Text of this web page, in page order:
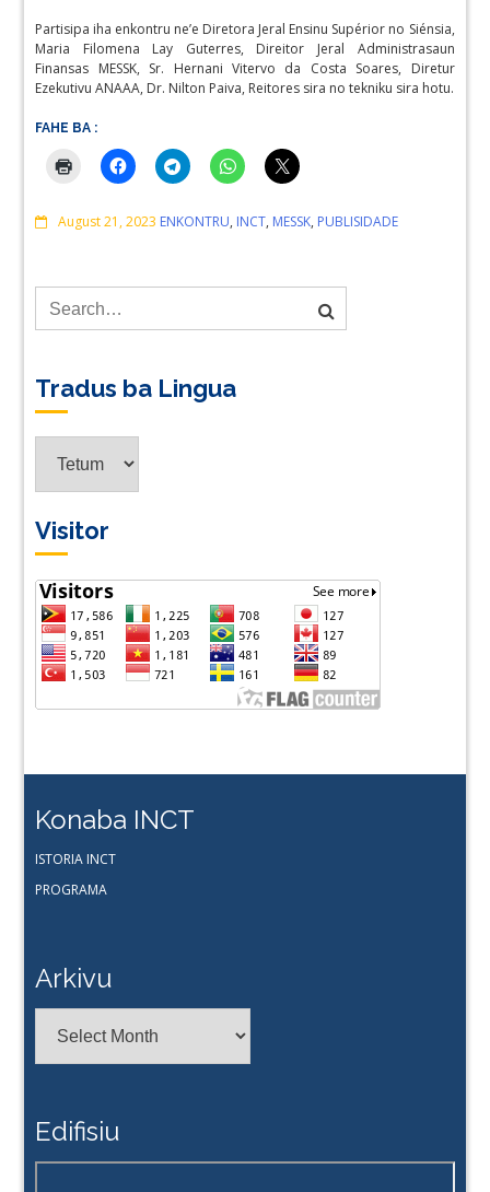
Partisipa iha enkontru ne’e Diretora Jeral Ensinu Supérior no Siénsia,
Maria Filomena Lay Guterres, Direitor Jeral Administrasaun
Finansas MESSK, Sr. Hernani Vitervo da Costa Soares, Diretur
Ezekutivu ANAAA, Dr. Nilton Paiva, Reitores sira no tekniku sira hotu.
FAHE BA :
August 21, 2023 Comments
ENKONTRU, INCT, MESSK, PUBLISIDADE
Tradus ba Lingua
Visitor
Konaba INCT
ISTORIA INCT
PROGRAMA
Arkivu
Edifisiu